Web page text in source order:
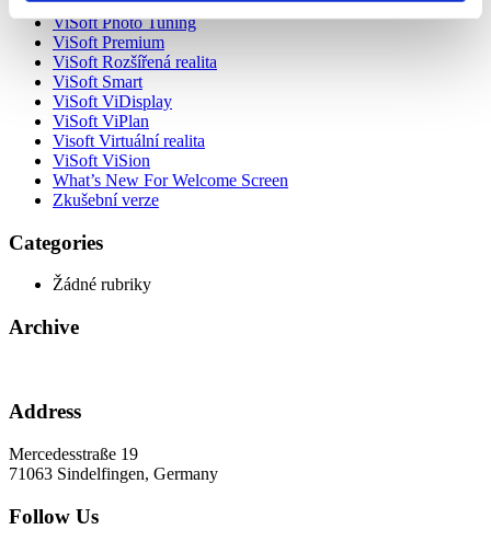
ViSoft Photo Tuning
ViSoft Premium
ViSoft Rozšířená realita
ViSoft Smart
ViSoft ViDisplay
ViSoft ViPlan
Visoft Virtuální realita
ViSoft ViSion
What’s New For Welcome Screen
Zkušební verze
Categories
Žádné rubriky
Archive
Address
Mercedesstraße 19
71063 Sindelfingen, Germany
Follow Us